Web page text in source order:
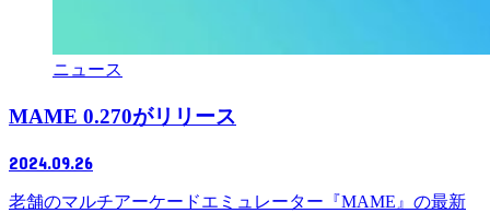
ニュース
MAME 0.270がリリース
2024.09.26
老舗のマルチアーケードエミュレーター『MAME』の最新